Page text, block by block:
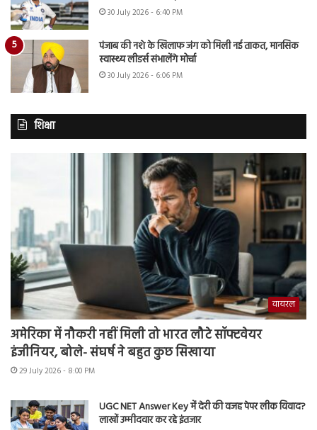
30 July 2026 - 6:40 PM
पंजाब की नशे के खिलाफ जंग को मिली नई ताकत, मानसिक
स्वास्थ्य लीडर्स संभालेंगे मोर्चा
30 July 2026 - 6:06 PM
शिक्षा
वायरल
अमेरिका में नौकरी नहीं मिली तो भारत लौटे सॉफ्टवेयर
इंजीनियर, बोले- संघर्ष ने बहुत कुछ सिखाया
29 July 2026 - 8:00 PM
UGC NET Answer Key में देरी की वजह पेपर लीक विवाद?
लाखों उम्मीदवार कर रहे इंतजार